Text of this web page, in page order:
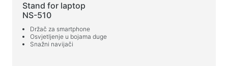
Stand for laptop
NS-510
Držač za smartphone
Osvjetljenje u bojama duge
Snažni navijači